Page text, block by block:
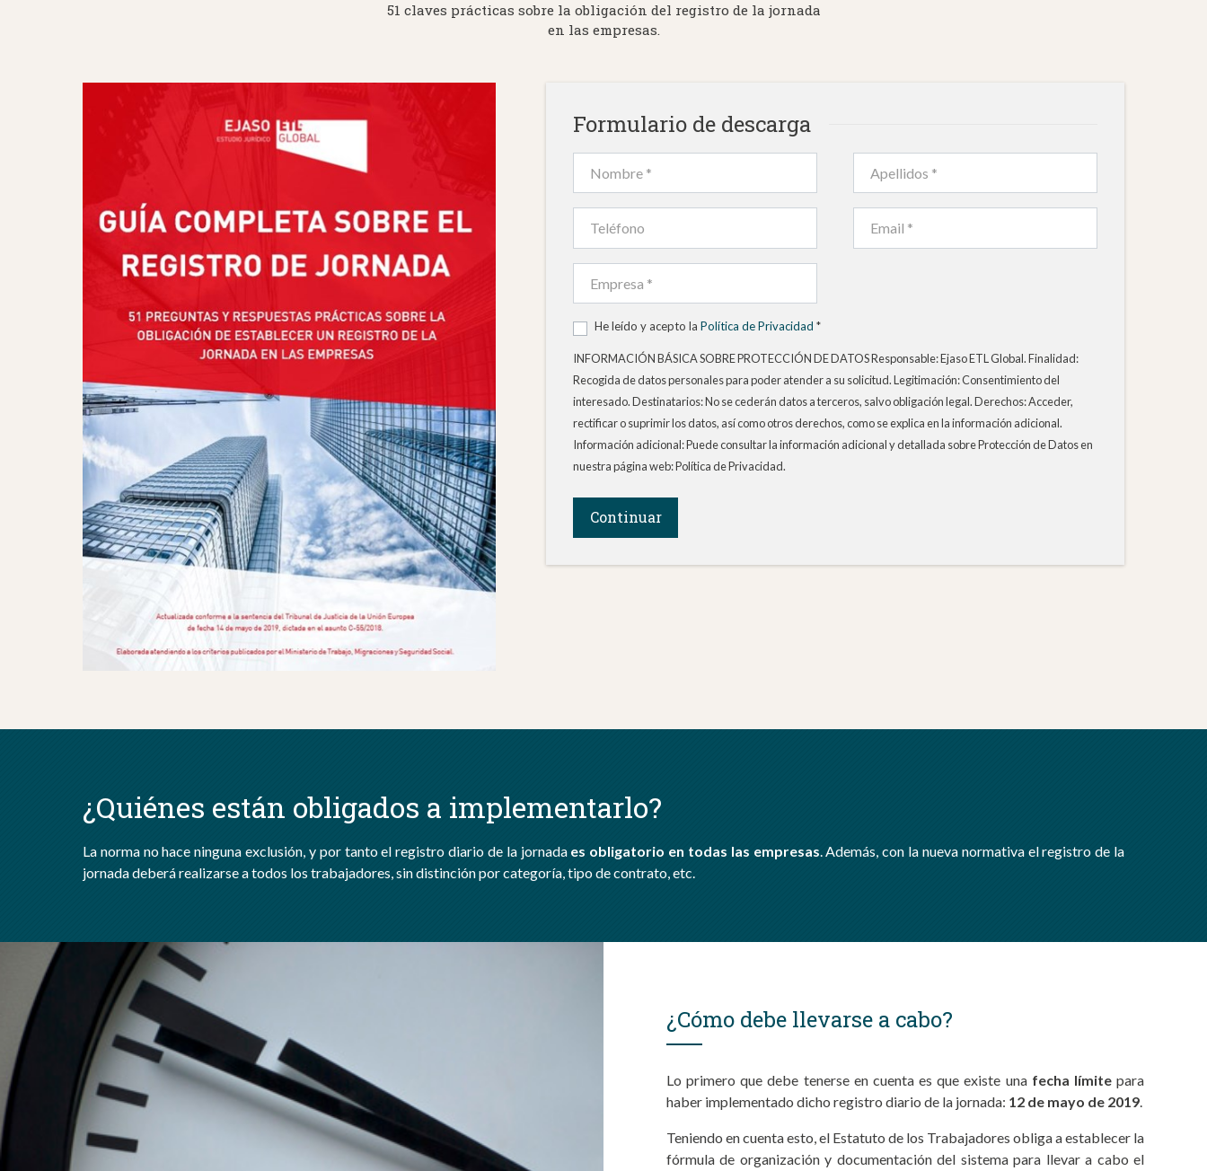
51 claves prácticas sobre la obligación del registro de la jornada
en las empresas.
Formulario de descarga
He leído y acepto la Política de Privacidad *
INFORMACIÓN BÁSICA SOBRE PROTECCIÓN DE DATOS Responsable: Ejaso ETL Global. Finalidad:
Recogida de datos personales para poder atender a su solicitud. Legitimación: Consentimiento del
interesado. Destinatarios: No se cederán datos a terceros, salvo obligación legal. Derechos: Acceder,
rectificar o suprimir los datos, así como otros derechos, como se explica en la información adicional.
Información adicional: Puede consultar la información adicional y detallada sobre Protección de Datos en
nuestra página web: Política de Privacidad.
¿Quiénes están obligados a implementarlo?
La norma no hace ninguna exclusión, y por tanto el registro diario de la jornada es obligatorio en todas las empresas. Además, con la nueva normativa el registro de la
jornada deberá realizarse a todos los trabajadores, sin distinción por categoría, tipo de contrato, etc.
¿Cómo debe llevarse a cabo?
Lo primero que debe tenerse en cuenta es que existe una fecha límitepara
haber implementado dicho registro diario de la jornada: 12 de mayo de 2019.
Teniendo en cuenta esto, el Estatuto de los Trabajadores obliga a establecer la
fórmula de organización y documentación del sistema para llevar a cabo el